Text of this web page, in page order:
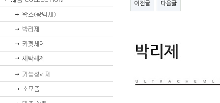
이전글 다음글